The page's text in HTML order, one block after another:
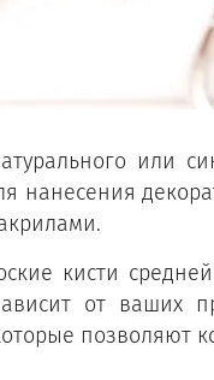
или
нанесения
кисти
от ваших
позволяют